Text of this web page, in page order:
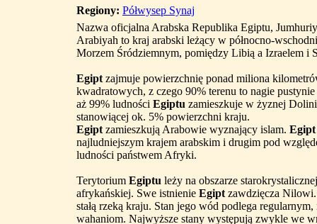
Regiony: Półwysep Synaj
Nazwa oficjalna Arabska Republika Egiptu,
Arabiyah to kraj arabski leżący w północno-
Morzem Śródziemnym, pomiędzy Libią a Izraelem i
Egipt zajmuje powierzchnię ponad miliona
kwadratowych, z czego 90% terenu to nagie
aż 99% ludności Egiptu zamieszkuje w żyznej
stanowiącej ok. 5% powierzchni kraju.
Egipt zamieszkują Arabowie wyznający islam. Egipt
najludniejszym krajem arabskim i drugim pod
ludności państwem Afryki.
Terytorium Egiptu leży na obszarze
afrykańskiej. Swe istnienie Egipt zawdzięcza
stałą rzeką kraju. Stan jego wód podlega
wahaniom. Najwyższe stany występują zwykle we